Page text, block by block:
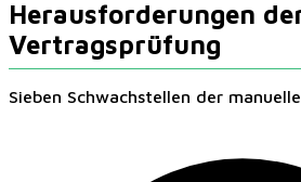
Herausforderungen
Vertragsprüfung
Sieben Schwachstellen der